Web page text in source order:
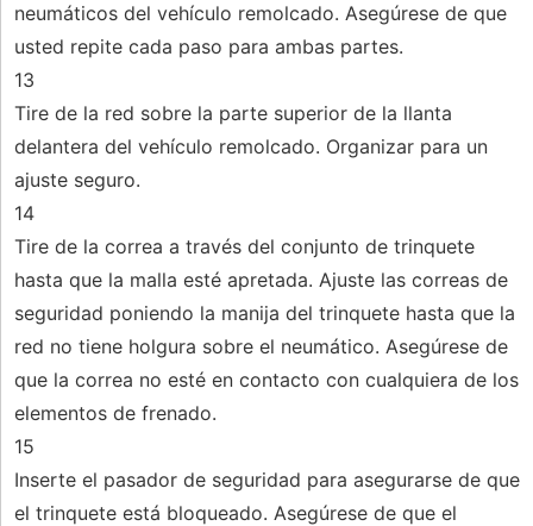
neumáticos del vehículo remolcado. Asegúrese de que
usted repite cada paso para ambas partes.
13
Tire de la red sobre la parte superior de la llanta
delantera del vehículo remolcado. Organizar para un
ajuste seguro.
14
Tire de la correa a través del conjunto de trinquete
hasta que la malla esté apretada. Ajuste las correas de
seguridad poniendo la manija del trinquete hasta que la
red no tiene holgura sobre el neumático. Asegúrese de
que la correa no esté en contacto con cualquiera de los
elementos de frenado.
15
Inserte el pasador de seguridad para asegurarse de que
el trinquete está bloqueado. Asegúrese de que el